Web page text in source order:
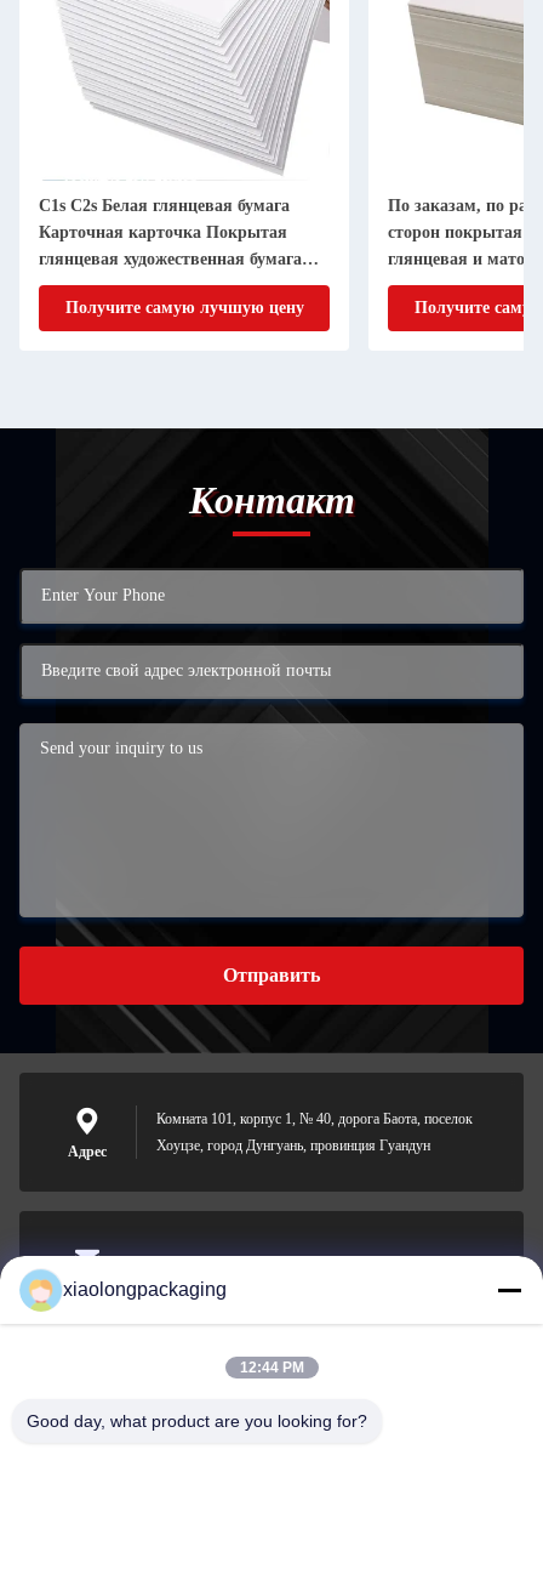
C1s C2s Белая глянцевая бумага
Карточная карточка Покрытая
глянцевая художественная бумага
170 Гсм
Получите самую лучшую цену
По заказам, по
сторон покрытая
глянцевая и
художественная
Получите
Контакт
Отправить
Адрес
Комната 101, корпус 1, № 40, дорога Баота, поселок
Хоуцзе, город Дунгуань, провинция Гуандун
Электронная
Tina@xiaolongpackaging.com
0086-15322891631
xiaolongpackaging
12:44 PM
Good day, what product are you looking for?